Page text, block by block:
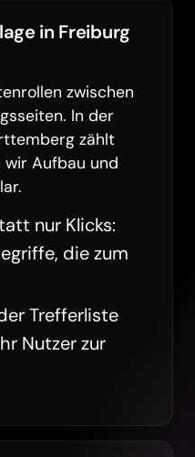
in Freiburg
zwischen
In der
zählt
wir Aufbau und
nur Klicks:
die zum
Trefferliste
Nutzer zur